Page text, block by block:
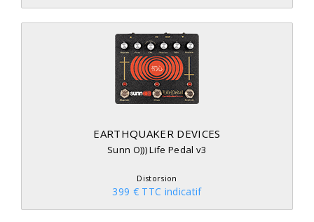
EARTHQUAKER DEVICES
Sunn O))) Life Pedal v3
Distorsion
399 € TTC indicatif